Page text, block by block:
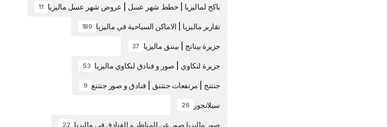
باكج لماليزيا | خطط شهر عسل | عروض شهر عسل ماليزيا 11
تقارير ماليزيا | الاماكن السياحية في ماليزيا 189
جزيرة بينانج | بيننق ماليزيا 37
جزيرة لنكاوي | صور و فنادق لنكاوي ماليزيا 53
جنتنج | مرتفعات جنتنق | فنادق و صور جنتنغ 9
سيلانجور 26
صور ماليزيا صور عن المناظر و الفنادق في ماليزيا 22